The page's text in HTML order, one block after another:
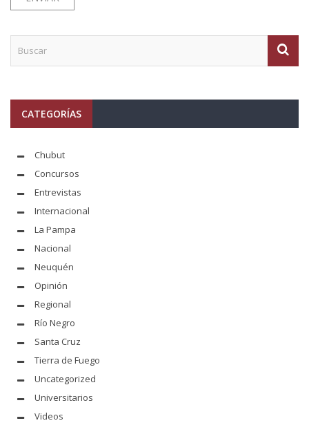
CATEGORÍAS
Chubut
Concursos
Entrevistas
Internacional
La Pampa
Nacional
Neuquén
Opinión
Regional
Río Negro
Santa Cruz
Tierra de Fuego
Uncategorized
Universitarios
Videos